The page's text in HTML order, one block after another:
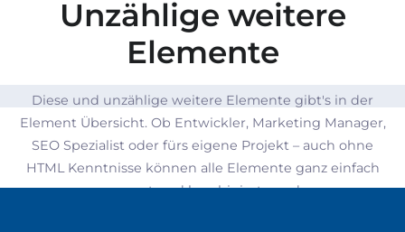
Unzählige weitere
Elemente
Diese und unzählige weitere Elemente gibt's in der
Element Übersicht. Ob Entwickler, Marketing Manager,
SEO Spezialist oder fürs eigene Projekt – auch ohne
HTML Kenntnisse können alle Elemente ganz einfach
angepasst und kombiniert werden.